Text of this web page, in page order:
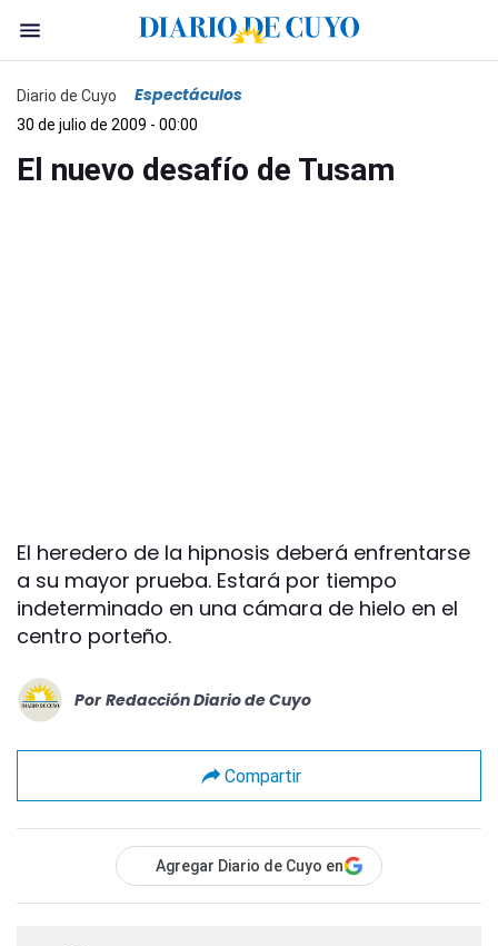
Diario de Cuyo Espectáculos
30 de julio de 2009 - 00:00
El nuevo desafío de Tusam
El heredero de la hipnosis deberá enfrentarse
a su mayor prueba. Estará por tiempo
indeterminado en una cámara de hielo en el
centro porteño.
Por Redacción Diario de Cuyo
Compartir
Agregar Diario de Cuyo en